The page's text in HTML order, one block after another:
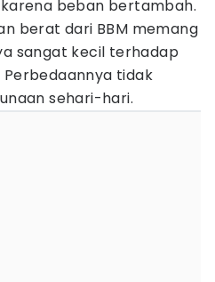
beban bertambah.
berat dari BBM memang
sangat kecil terhadap
tidak
sehari-hari.